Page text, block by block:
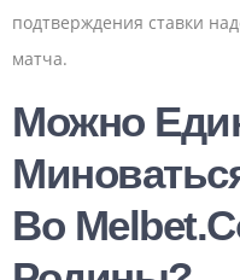
подтверждения ставки
матча.
Можно
Во